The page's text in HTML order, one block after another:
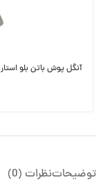
آنگل پوش باتن بلو استار BlueStar
توضیحاتنظرات (0)